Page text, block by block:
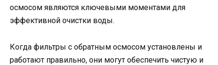
осмосом являются ключевыми моментами для
эффективной очистки воды.
Когда фильтры с обратным осмосом установлены и
работают правильно, они могут обеспечить чистую и